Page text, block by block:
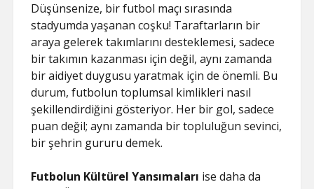
Düşünsenize, bir futbol maçı sırasında
stadyumda yaşanan coşku! Taraftarların bir
araya gelerek takımlarını desteklemesi, sadece
bir takımın kazanması için değil, aynı zamanda
bir aidiyet duygusu yaratmak için de önemli. Bu
durum, futbolun toplumsal kimlikleri nasıl
şekillendirdiğini gösteriyor. Her bir gol, sadece
puan değil; aynı zamanda bir topluluğun sevinci,
bir şehrin gururu demek.
Futbolun Kültürel Yansımaları ise daha da